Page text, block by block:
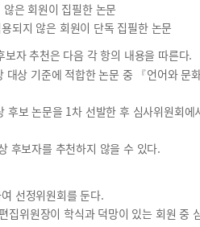
은 회원이 집필한 논문
되지 않은 회원이 단독 집필한 논문
보자 추천은 다음 각 항의 내용을 따른다.
대상 기준에 적합한 논문 중 『언어와
후보 논문을 1차 선발한 후 심사위원회
후보자를 추천하지 않을 수 있다.
선정위원회를 둔다.
집위원장이 학식과 덕망이 있는 회원 중